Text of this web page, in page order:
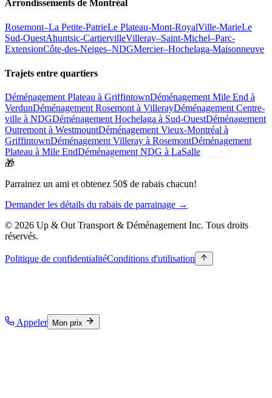
Arrondissements de Montréal
Rosemont–La Petite-PatrieLe Plateau-Mont-RoyalVille-MarieLe
Sud-OuestAhuntsic-CartiervilleVilleray–Saint-Michel–Parc-
ExtensionCôte-des-Neiges–NDGMercier–Hochelaga-Maisonneuve
Trajets entre quartiers
Déménagement Plateau à GriffintownDéménagement Mile End à
VerdunDéménagement Rosemont à VillerayDéménagement Centre-
ville à NDGDéménagement Hochelaga à Sud-OuestDéménagement
Outremont à WestmountDéménagement Vieux-Montréal à
GriffintownDéménagement Villeray à RosemontDéménagement
Plateau à Mile EndDéménagement NDG à LaSalle
🎁
Parrainez un ami et obtenez 50$ de rabais chacun!
Demander les détails du rabais de parrainage →
© 2026 Up & Out Transport & Déménagement Inc. Tous droits
réservés.
Politique de confidentialitéConditions d'utilisation
Appeler Mon prix